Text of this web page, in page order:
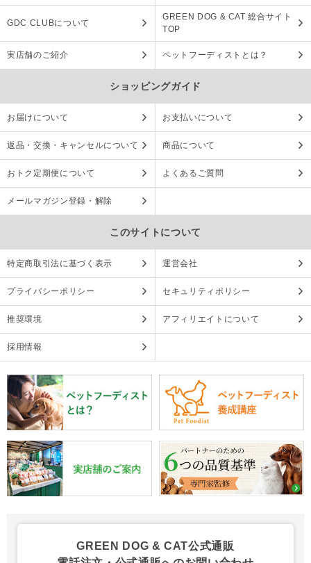
GDC CLUBについて
GREEN DOG & CAT 総合サイト
TOP
実店舗のご紹介 ペットフーディストとは？
ショッピングガイド
お届けについて お支払いについて
返品・交換・キャンセルについて 商品について
おトク定期便について よくあるご質問
メールマガジン登録・解除
このサイトについて
特定商取引法に基づく表示 運営会社
プライバシーポリシー セキュリティポリシー
推奨環境 アフィリエイトについて
採用情報
GREEN DOG & CAT公式通販